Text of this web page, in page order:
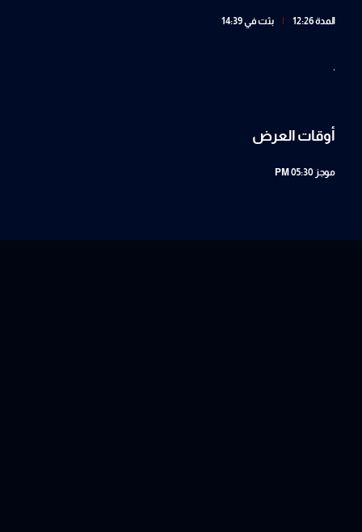
المدة 12:26 بثت في 14:39
.
أوقات العرض
موجز 05:30 PM